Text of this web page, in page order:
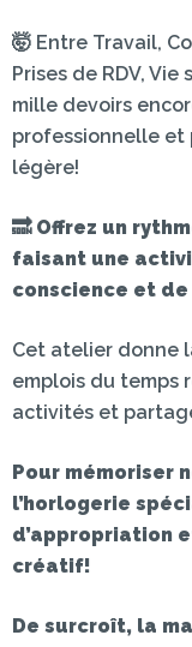
🤯 Entre Travail,
Prises de RDV,
mille devoirs
professionnelle et
légère!
🔜 Offrez un
faisant une
conscience et
Cet atelier donne
emplois du temps
activités et
Pour mémoriser
l’horlogerie
d’appropriation
créatif!
De surcroît, la